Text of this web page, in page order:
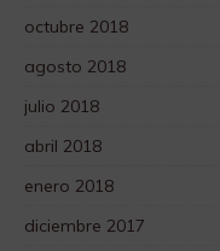
octubre 2018
agosto 2018
julio 2018
abril 2018
enero 2018
diciembre 2017